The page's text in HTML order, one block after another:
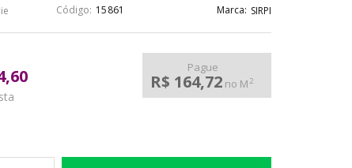
15861 SIRPI
Pague
R$ 164,72 no M2